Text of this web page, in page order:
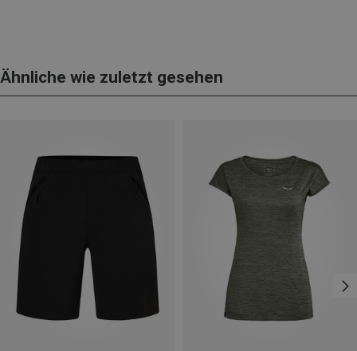
Ähnliche wie zuletzt gesehen